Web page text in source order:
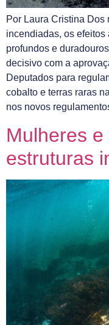
Por Laura Cristina Dos
incendiadas, os
profundos e
decisivo com a
Deputados para
cobalto e terras raras
nos novos
Mulheres
estruturas